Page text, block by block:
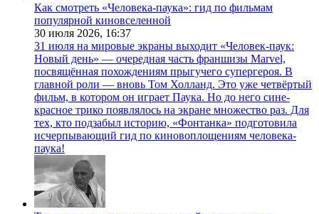
Как смотреть «Человека-паука»: гид по фильмам
популярной киновселенной
30 июля 2026, 16:37
31 июля на мировые экраны выходит «Человек-паук:
Новый день» — очередная часть франшизы Marvel,
посвящённая похождениям прыгучего супергероя. В
главной роли — вновь Том Холланд. Это уже четвёртый
фильм, в котором он играет Паука. Но до него сине-
красное трико появлялось на экране множество раз. Для
тех, кто подзабыл историю, «Фонтанка» подготовила
исчерпывающий гид по киновоплощениям человека-
паука!